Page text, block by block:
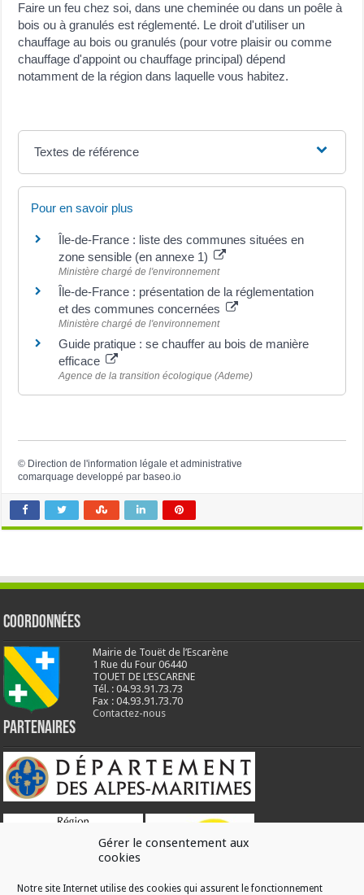
Gérer le consentement aux
cookies
Notre site Internet utilise des cookies qui assurent le fonctionnement
Faire un feu chez soi, dans une cheminée ou dans un poêle à
bois ou à granulés est réglementé. Le droit d'utiliser un
chauffage au bois ou granulés (pour votre plaisir ou comme
chauffage d'appoint ou chauffage principal) dépend
notamment de la région dans laquelle vous habitez.
Textes de référence
Pour en savoir plus
Île-de-France : liste des communes situées en
zone sensible (en annexe 1)
Ministère chargé de l'environnement
Île-de-France : présentation de la réglementation
et des communes concernées
Ministère chargé de l'environnement
Guide pratique : se chauffer au bois de manière
efficace
Agence de la transition écologique (Ademe)
© Direction de l'information légale et administrative
comarquage developpé parbaseo.io
Coordonnées
Mairie de Touët de l’Escarène
1 Rue du Four 06440
TOUET DE L’ESCARENE
Tél. : 04.93.91.73.73
Fax : 04.93.91.73.70
Contactez-nous
Partenaires